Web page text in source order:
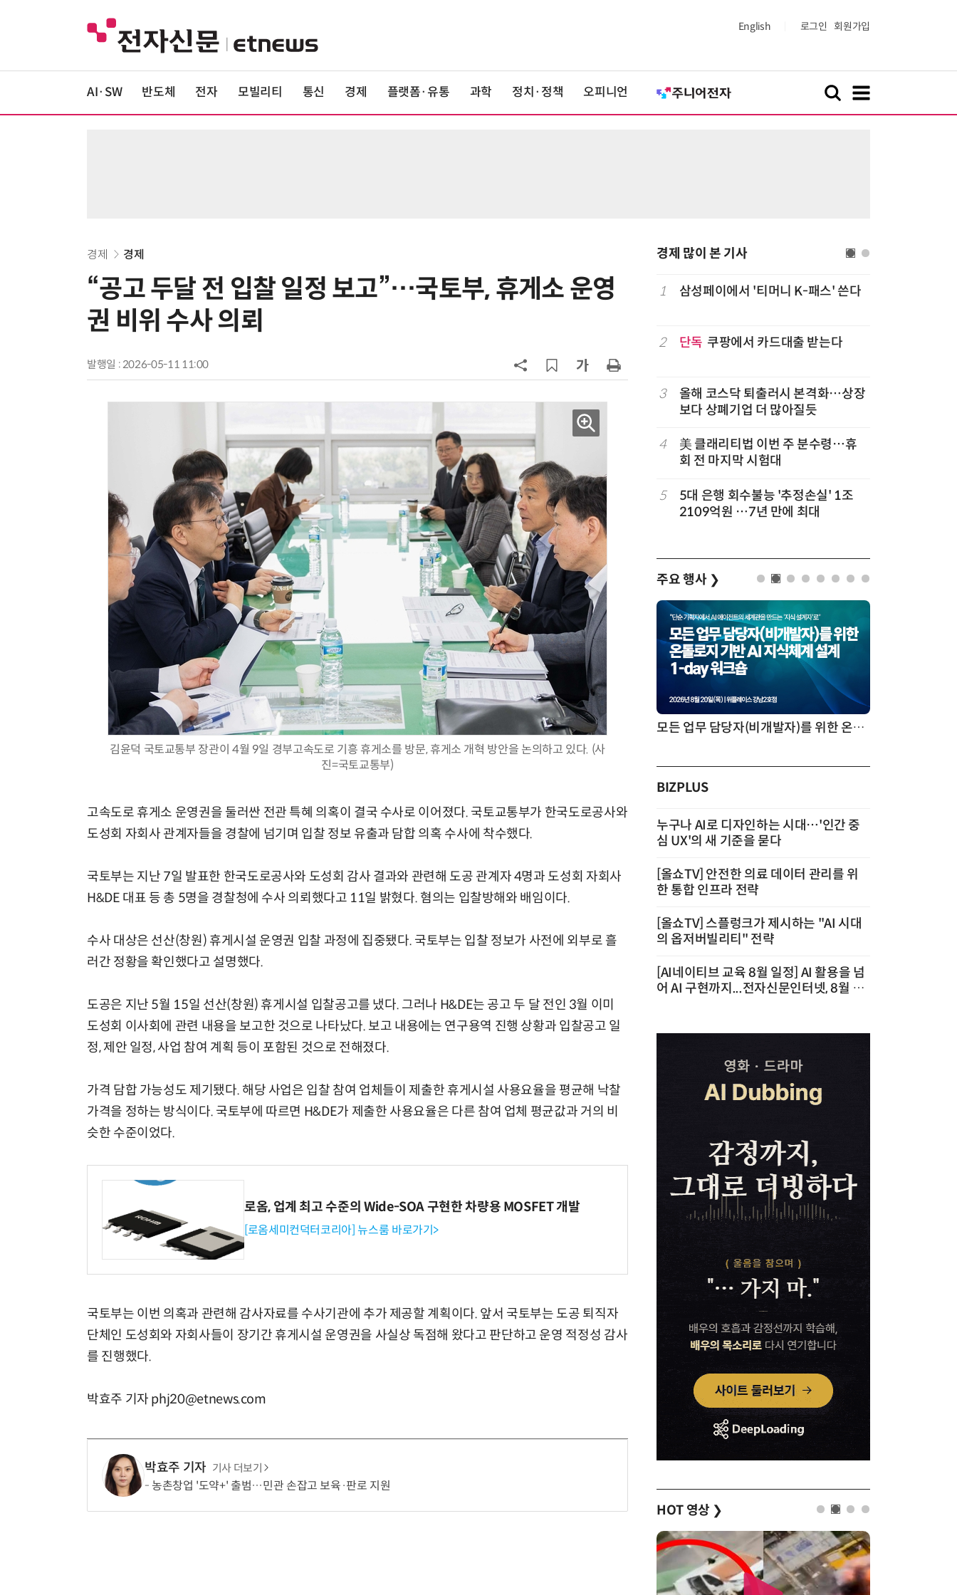
English 로그인 회원가입
AI·SW 반도체 전자 모빌리티 통신 경제 플랫폼·유통 과학 정치·정책 오피니언
경제 경제
“공고 두달 전 입찰 일정 보고”…국토부, 휴게소 운영
권 비위 수사 의뢰
발행일 : 2026-05-11 11:00
김윤덕 국토교통부 장관이 4월 9일 경부고속도로 기흥 휴게소를 방문, 휴게소 개혁 방안을 논의하고 있다. (사
진=국토교통부)
고속도로 휴게소 운영권을 둘러싼 전관 특혜 의혹이 결국 수사로 이어졌다. 국토교통부가 한국도로공사와
도성회 자회사 관계자들을 경찰에 넘기며 입찰 정보 유출과 담합 의혹 수사에 착수했다.
국토부는 지난 7일 발표한 한국도로공사와 도성회 감사 결과와 관련해 도공 관계자 4명과 도성회 자회사
H&DE 대표 등 총 5명을 경찰청에 수사 의뢰했다고 11일 밝혔다. 혐의는 입찰방해와 배임이다.
수사 대상은 선산(창원) 휴게시설 운영권 입찰 과정에 집중됐다. 국토부는 입찰 정보가 사전에 외부로 흘
러간 정황을 확인했다고 설명했다.
도공은 지난 5월 15일 선산(창원) 휴게시설 입찰공고를 냈다. 그러나 H&DE는 공고 두 달 전인 3월 이미
도성회 이사회에 관련 내용을 보고한 것으로 나타났다. 보고 내용에는 연구용역 진행 상황과 입찰공고 일
정, 제안 일정, 사업 참여 계획 등이 포함된 것으로 전해졌다.
가격 담합 가능성도 제기됐다. 해당 사업은 입찰 참여 업체들이 제출한 휴게시설 사용요율을 평균해 낙찰
가격을 정하는 방식이다. 국토부에 따르면 H&DE가 제출한 사용요율은 다른 참여 업체 평균값과 거의 비
슷한 수준이었다.
로옴, 업계 최고 수준의 Wide-SOA 구현한 차량용 MOSFET 개발
[로옴세미컨덕터코리아] 뉴스룸 바로가기>
국토부는 이번 의혹과 관련해 감사자료를 수사기관에 추가 제공할 계획이다. 앞서 국토부는 도공 퇴직자
단체인 도성회와 자회사들이 장기간 휴게시설 운영권을 사실상 독점해 왔다고 판단하고 운영 적정성 감사
를 진행했다.
박효주 기자 phj20@etnews.com
박효주 기자 기사 더보기
농촌창업 '도약+' 출범…민관 손잡고 보육·판로 지원
경제 많이 본 기사
6 단독 보험 소비자 개인정보 유출 막
서 TV·모니터 '大戰'
대기업과 협력사 AI 상생 시동
9
500조 퇴직연금 시장 노리는 RA 핀
테크…AI 연금운용 경쟁 본격화
10 코스피 급등에 매수 사이드카 발동
1 삼성페이에서 '티머니 K-패스' 쓴다
2 단독 쿠팡에서 카드대출 받는다
3
올해 코스닥 퇴출러시 본격화…상장
보다 상폐기업 더 많아질듯
4
美 클래리티법 이번 주 분수령…휴
회 전 마지막 시험대
5
5대 은행 회수불능 '추정손실' 1조
2109억원 …7년 만에 최대
주요 행사 ❯
AI × Design : UX 디자이너의 5가지 생존 전략과 실전 대응 현업에서 바로 쓰는 "하네스 엔지니어링" 실습 교육 모든 업무 담당자(비개발자)를 위한 온톨로지 기반 AI 지식체계 설계 1-day 워크숍
BIZPLUS
누구나 AI로 디자인하는 시대…'인간 중
심 UX'의 새 기준을 묻다
[올쇼TV] 안전한 의료 데이터 관리를 위
한 통합 인프라 전략
[올쇼TV] 스플렁크가 제시하는 "AI 시대
의 옵저버빌리티" 전략
[AI네이티브 교육 8월 일정] AI 활용을 넘
어 AI 구현까지...전자신문인터넷, 8월 실
HOT 영상 ❯